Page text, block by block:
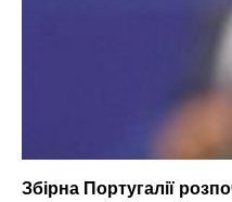
Збірна Португалії